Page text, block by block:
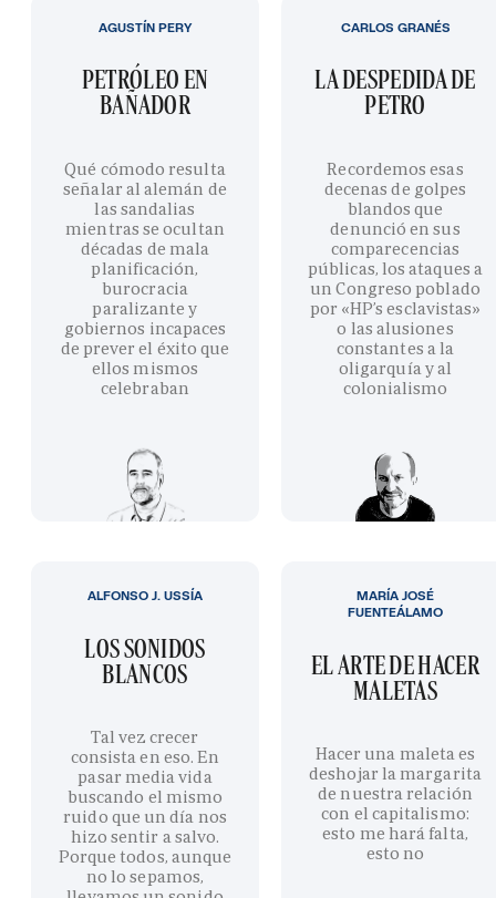
PETRÓLEO EN
BAÑADOR
Qué cómodo resulta
señalar al alemán de
las sandalias
mientras se ocultan
décadas de mala
planificación,
burocracia
paralizante y
gobiernos incapaces
de prever el éxito que
ellos mismos
celebraban
AGUSTÍN PERY
LA DESPEDIDA DE
PETRO
Recordemos esas
decenas de golpes
blandos que
denunció en sus
comparecencias
públicas, los ataques a
un Congreso poblado
por «HP’s esclavistas»
o las alusiones
constantes a la
oligarquía y al
colonialismo
CARLOS GRANÉS
LOS SONIDOS
BLANCOS
Tal vez crecer
consista en eso. En
pasar media vida
buscando el mismo
ruido que un día nos
hizo sentir a salvo.
Porque todos, aunque
no lo sepamos,
ALFONSO J. USSÍA
EL ARTE DE HACER
MALETAS
Hacer una maleta es
deshojar la margarita
de nuestra relación
con el capitalismo:
esto me hará falta,
esto no
MARÍA JOSÉ
FUENTEÁLAMO